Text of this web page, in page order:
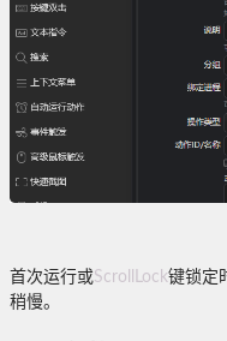
首次运行或ScrollLock键锁定
稍慢。